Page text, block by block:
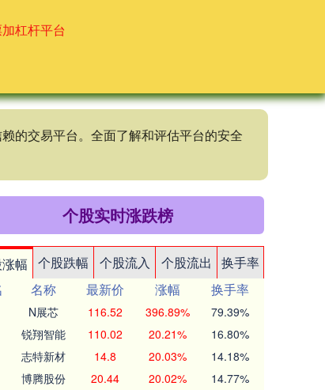
杠杆平台
的交易平台。全面了解和评估平台的安全
个股实时涨跌榜
幅 个股跌幅 个股流入 个股流出
换手率
名称 最新价 涨幅
换手率
N展芯 116.52 396.89% 79.39%
锐翔智能 110.02 20.21% 16.80%
志特新材 14.8 20.03% 14.18%
博腾股份 20.44 20.02% 14.77%